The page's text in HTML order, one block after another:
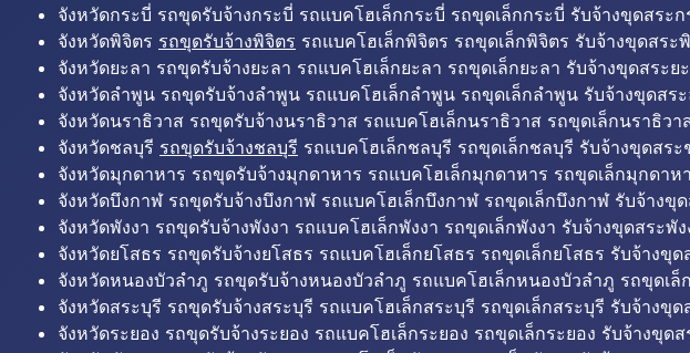
จังหวัดกระบี่ รถขุดรับจ้างกระบี่ รถแบคโฮเล็กกระบี่ รถขุดเล็กกระบี่ รับจ้างขุดสระ
จังหวัดพิจิตร รถขุดรับจ้างพิจิตร รถแบคโฮเล็กพิจิตร รถขุดเล็กพิจิตร รับจ้างขุดสระ
จังหวัดยะลา รถขุดรับจ้างยะลา รถแบคโฮเล็กยะลา รถขุดเล็กยะลา รับจ้างขุดสระย
จังหวัดลำพูน รถขุดรับจ้างลำพูน รถแบคโฮเล็กลำพูน รถขุดเล็กลำพูน รับจ้างขุดส
จังหวัดนราธิวาส รถขุดรับจ้างนราธิวาส รถแบคโฮเล็กนราธิวาส รถขุดเล็กนราธิว
จังหวัดชลบุรี รถขุดรับจ้างชลบุรี รถแบคโฮเล็กชลบุรี รถขุดเล็กชลบุรี รับจ้างขุดสร
จังหวัดมุกดาหาร รถขุดรับจ้างมุกดาหาร รถแบคโฮเล็กมุกดาหาร รถขุดเล็กมุกดา
จังหวัดบึงกาฬ รถขุดรับจ้างบึงกาฬ รถแบคโฮเล็กบึงกาฬ รถขุดเล็กบึงกาฬ รับจ้างขุ
จังหวัดพังงา รถขุดรับจ้างพังงา รถแบคโฮเล็กพังงา รถขุดเล็กพังงา รับจ้างขุดสระพั
จังหวัดยโสธร รถขุดรับจ้างยโสธร รถแบคโฮเล็กยโสธร รถขุดเล็กยโสธร รับจ้างขุ
จังหวัดหนองบัวลำภู รถขุดรับจ้างหนองบัวลำภู รถแบคโฮเล็กหนองบัวลำภู รถขุด
จังหวัดสระบุรี รถขุดรับจ้างสระบุรี รถแบคโฮเล็กสระบุรี รถขุดเล็กสระบุรี รับจ้างขุ
จังหวัดระยอง รถขุดรับจ้างระยอง รถแบคโฮเล็กระยอง รถขุดเล็กระยอง รับจ้างขุด